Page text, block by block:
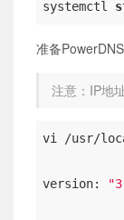
systemctl
准备
注意：IP地
vi /usr/
version: